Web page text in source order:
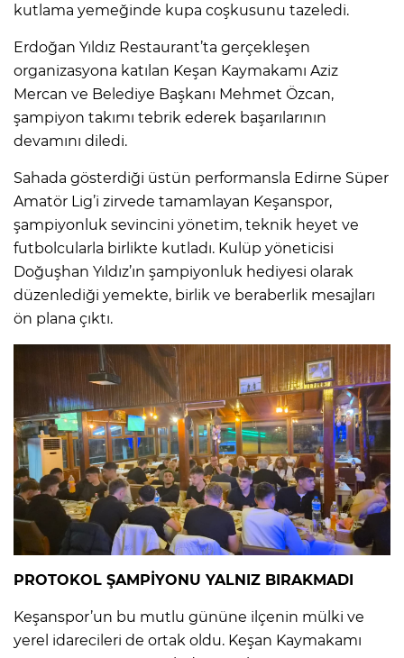
kutlama yemeğinde kupa coşkusunu tazeledi.
Erdoğan Yıldız Restaurant’ta gerçekleşen
organizasyona katılan Keşan Kaymakamı Aziz
Mercan ve Belediye Başkanı Mehmet Özcan,
şampiyon takımı tebrik ederek başarılarının
devamını diledi.
Sahada gösterdiği üstün performansla Edirne Süper
Amatör Lig’i zirvede tamamlayan Keşanspor,
şampiyonluk sevincini yönetim, teknik heyet ve
futbolcularla birlikte kutladı. Kulüp yöneticisi
Doğuşhan Yıldız’ın şampiyonluk hediyesi olarak
düzenlediği yemekte, birlik ve beraberlik mesajları
ön plana çıktı.
PROTOKOL ŞAMPİYONU YALNIZ BIRAKMADI
Keşanspor’un bu mutlu gününe ilçenin mülki ve
yerel idarecileri de ortak oldu. Keşan Kaymakamı